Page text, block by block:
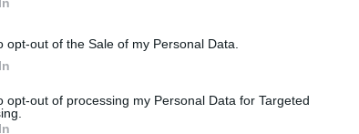
opt-out of the Sale of my Personal Data.
opt-out of processing my Personal Data for Targeted
produzione energetica, ma anche
e il contributo che ciascuno può offrire